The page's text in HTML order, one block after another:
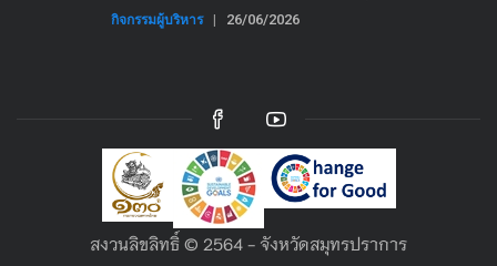
กิจกรรมผู้บริหาร | 26/06/2026
สงวนลิขลิทธิ์ © 2564 - จังหวัดสมุทรปราการ